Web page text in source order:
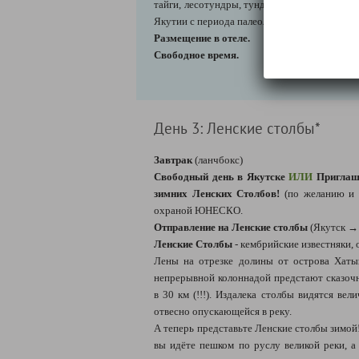
тайги, лесотундры, тундры и арктической
Якутии с периода палеолита до настоящего
Размещение в отеле.
Свободное время.
День 3: Ленские столбы*
Завтрак (ланчбокс)
Свободный день в Якутске ИЛИ
зимних Ленских Столбов! (по желанию и
охраной ЮНЕСКО.
Отправление на Ленские столбы (Якутск →
Ленские Столбы - кембрийские
Лены на отрезке долины от острова
непрерывной колоннадой предстают
в 30 км (!!!). Издалека столбы видятся
отвесно опускающейся в реку.
А теперь представьте Ленские столбы
вы идёте пешком по руслу великой реки,